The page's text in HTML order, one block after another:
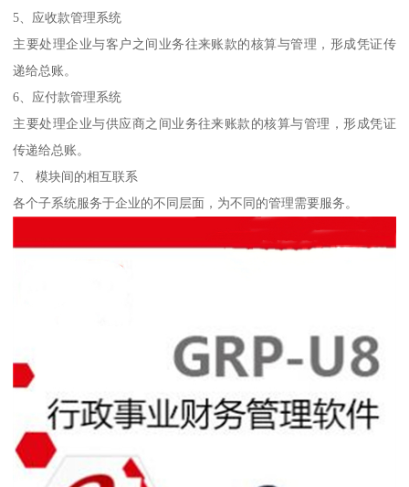
5、应收款管理系统
主要处理企业与客户之间业务往来账款的核算与管理，形成凭证传
递给总账。
6、应付款管理系统
主要处理企业与供应商之间业务往来账款的核算与管理，形成凭证
传递给总账。
7、 模块间的相互联系
各个子系统服务于企业的不同层面，为不同的管理需要服务。